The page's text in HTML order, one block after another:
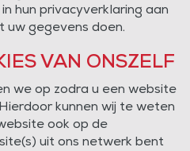
hun privacyverklaring aan
uw gegevens doen.
VAN ONSZELF
we op zodra u een website
kunnen wij te weten
ook op de
uit ons netwerk bent